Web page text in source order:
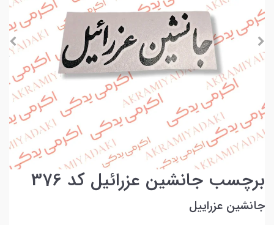
برچسب جانشین عزرائیل کد 376
جانشین عزراییل